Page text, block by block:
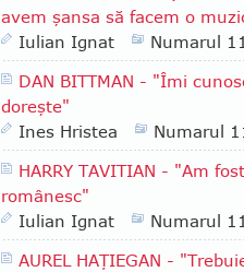
avem şansa să facem o
Iulian Ignat
Numarul
DAN BITTMAN - "Îmi
doreşte"
Ines Hristea
Numarul
HARRY TAVITIAN - "Am
românesc"
Iulian Ignat
Numarul
AUREL HAŢIEGAN -